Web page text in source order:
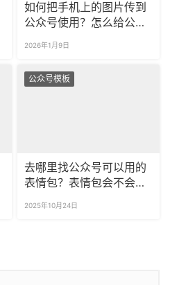
如何把手机上的图片传到
公众号使用？怎么给公众
2026年1月9日
公众号模板
去哪里找公众号可以用的
表情包？表情包会不会侵
2025年10月24日